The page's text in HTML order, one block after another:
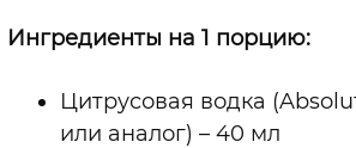
Ингредиенты на 1 порцию:
Цитрусовая водка
или аналог) –40 мл